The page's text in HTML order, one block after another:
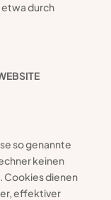
durch
so genannte
keinen
Cookies dienen
effektiver